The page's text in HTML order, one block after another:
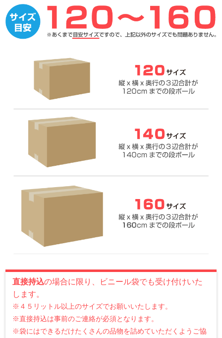
直接持込の場合に限り、ビニール袋でも受け付けいた
します。
※４５リットル以上のサイズでお願いいたします。
※直接持込は事前のご連絡が必須となります。
※袋にはできるだけたくさんの品物を詰めていただくようご協